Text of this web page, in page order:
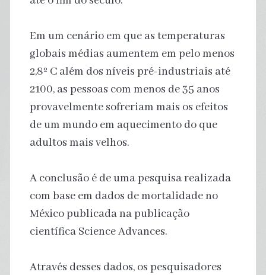
Em um cenário em que as temperaturas
globais médias aumentem em pelo menos
2,8º C além dos níveis pré-industriais até
2100, as pessoas com menos de 35 anos
provavelmente sofreriam mais os efeitos
de um mundo em aquecimento do que
adultos mais velhos.
A conclusão é de uma pesquisa realizada
com base em dados de mortalidade no
México publicada na publicação
científica Science Advances.
Através desses dados, os pesquisadores